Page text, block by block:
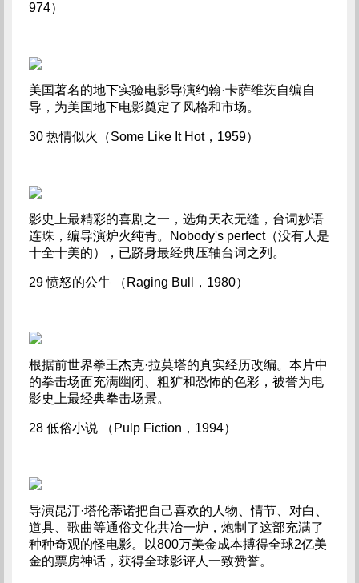
974）
美国著名的地下实验电影导演约翰·卡萨维茨自编自
导，为美国地下电影奠定了风格和市场。
30 热情似火（Some Like It Hot，1959）
影史上最精彩的喜剧之一，选角天衣无缝，台词妙语
连珠，编导演炉火纯青。Nobody's perfect（没有人是
十全十美的），已跻身最经典压轴台词之列。
29 愤怒的公牛 （Raging Bull，1980）
根据前世界拳王杰克·拉莫塔的真实经历改编。本片中
的拳击场面充满幽闭、粗犷和恐怖的色彩，被誉为电
影史上最经典拳击场景。
28 低俗小说 （Pulp Fiction，1994）
导演昆汀·塔伦蒂诺把自己喜欢的人物、情节、对白、
道具、歌曲等通俗文化共冶一炉，炮制了这部充满了
种种奇观的怪电影。以800万美金成本搏得全球2亿美
金的票房神话，获得全球影评人一致赞誉。